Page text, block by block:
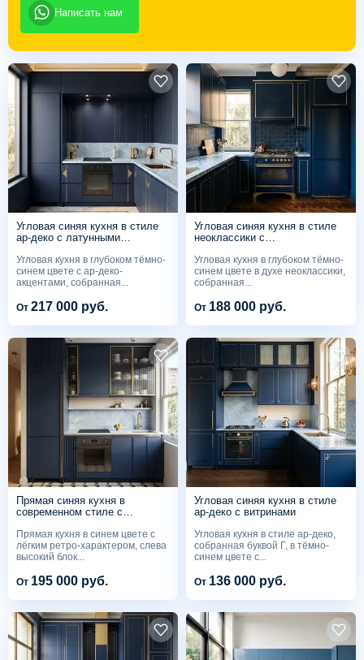
Написать нам
Угловая синяя кухня в стиле
ар-деко с латунными
Угловая кухня в глубоком тёмно-
синем цвете с ар-деко-
акцентами, собранная...
От 217 000 руб.
Угловая синяя кухня в стиле
неоклассики с
Угловая кухня в глубоком тёмно-
синем цвете в духе неоклассики,
собранная...
От 188 000 руб.
Прямая синяя кухня в
современном стиле с
стекла
Прямая кухня в синем цвете с
лёгким ретро-характером, слева
высокий блок...
От 195 000 руб.
Угловая синяя кухня в стиле
ар-деко с витринами
Угловая кухня в стиле ар-деко,
собранная буквой Г, в тёмно-
синем цвете с...
От 136 000 руб.